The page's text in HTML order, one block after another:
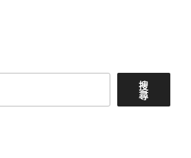
搜
尋